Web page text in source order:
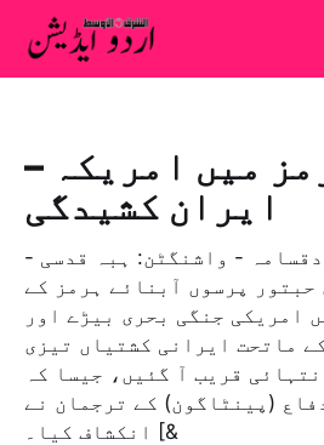
میں امریکہ –
ایران کشیدگی
-­ واشنگٹن: ہبہ قدسی ­-
حبتور پرسوں آبنائے ہرمز کے
امریکی جنگی بحری بیڑے اور
ماتحت ایرانی کشتیاں تیزی
قریب آ گئیں، جیسا کہ
(پینٹاگون) کے ترجمان نے
انکشاف کیا۔ [&